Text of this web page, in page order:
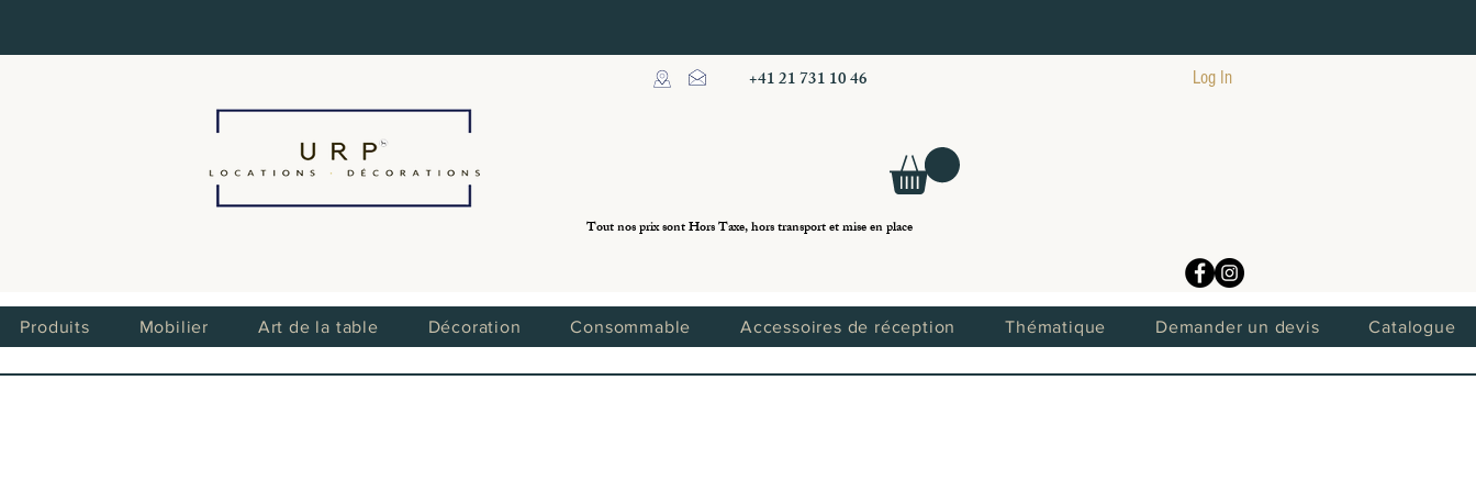
+41 21 731 10 46 Log In
Tout nos prix sont Hors Taxe, hors transport et mise en place
Produits Mobilier Art de la table Décoration Consommable Accessoires de réception Thématique Demander un devis Catalogue